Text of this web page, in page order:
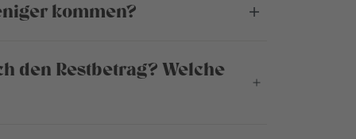
kommen?
den Restbetrag? Welche